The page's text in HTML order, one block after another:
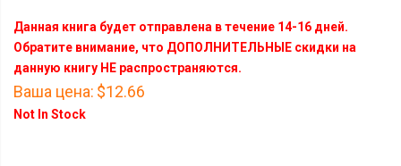
Данная книга будет отправлена в течение 14-16 дней.
Обратите внимание, что ДОПОЛНИТЕЛЬНЫЕ скидки на
данную книгу НЕ распространяются.
Ваша цена: $12.66
Not In Stock